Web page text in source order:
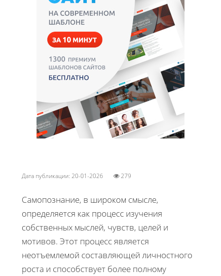
Дата публикации: 20-01-2026 279
Самопознание, в широком смысле,
определяется как процесс изучения
собственных мыслей, чувств, целей и
мотивов. Этот процесс является
неотъемлемой составляющей личностного
роста и способствует более полному